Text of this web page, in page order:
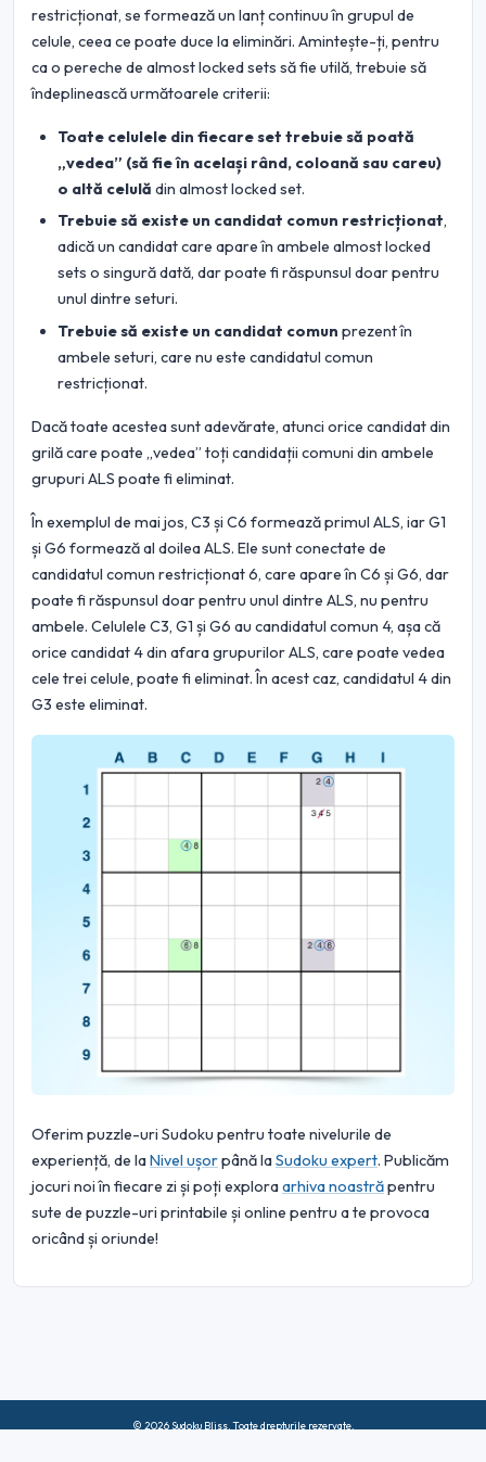
restricționat, se formează un lanț continuu în grupul de
celule, ceea ce poate duce la eliminări. Amintește-ți, pentru
ca o pereche de almost locked sets să fie utilă, trebuie să
îndeplinească următoarele criterii:
Toate celulele din fiecare set trebuie să poată
„vedea” (să fie în același rând, coloană sau careu)
o altă celulă din almost locked set.
Trebuie să existe un candidat comun restricționat,
adică un candidat care apare în ambele almost locked
sets o singură dată, dar poate fi răspunsul doar pentru
unul dintre seturi.
Trebuie să existe un candidat comun prezent în
ambele seturi, care nu este candidatul comun
restricționat.
Dacă toate acestea sunt adevărate, atunci orice candidat din
grilă care poate „vedea” toți candidații comuni din ambele
grupuri ALS poate fi eliminat.
În exemplul de mai jos, C3 și C6 formează primul ALS, iar G1
și G6 formează al doilea ALS. Ele sunt conectate de
candidatul comun restricționat 6, care apare în C6 și G6, dar
poate fi răspunsul doar pentru unul dintre ALS, nu pentru
ambele. Celulele C3, G1 și G6 au candidatul comun 4, așa că
orice candidat 4 din afara grupurilor ALS, care poate vedea
cele trei celule, poate fi eliminat. În acest caz, candidatul 4 din
G3 este eliminat.
Oferim puzzle-uri Sudoku pentru toate nivelurile de
experiență, de laNivel ușorpână laSudoku expert. Publicăm
jocuri noi în fiecare zi și poți exploraarhiva noastrăpentru
sute de puzzle-uri printabile și online pentru a te provoca
oricând și oriunde!
© 2026 Sudoku Bliss. Toate drepturile rezervate.